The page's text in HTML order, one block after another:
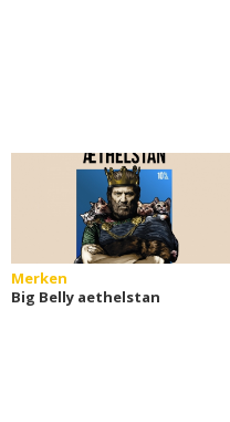
Merken
Big Belly aethelstan